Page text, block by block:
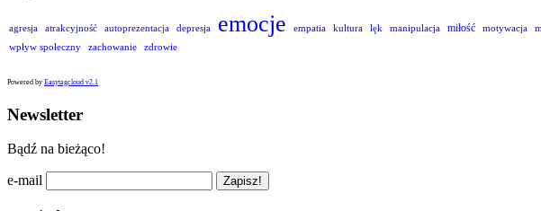
agresja atrakcyjność autoprezentacja depresja emocje empatia kultura lęk manipulacja miłość motywacja
wpływ społeczny
zachowanie zdrowie
Powered by Easytagcloud v2.1
Newsletter
Bądź na bieżąco!
e-mail